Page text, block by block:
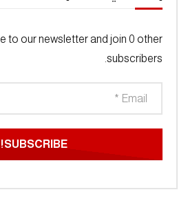
to our newsletter and join 0 other
subscribers.